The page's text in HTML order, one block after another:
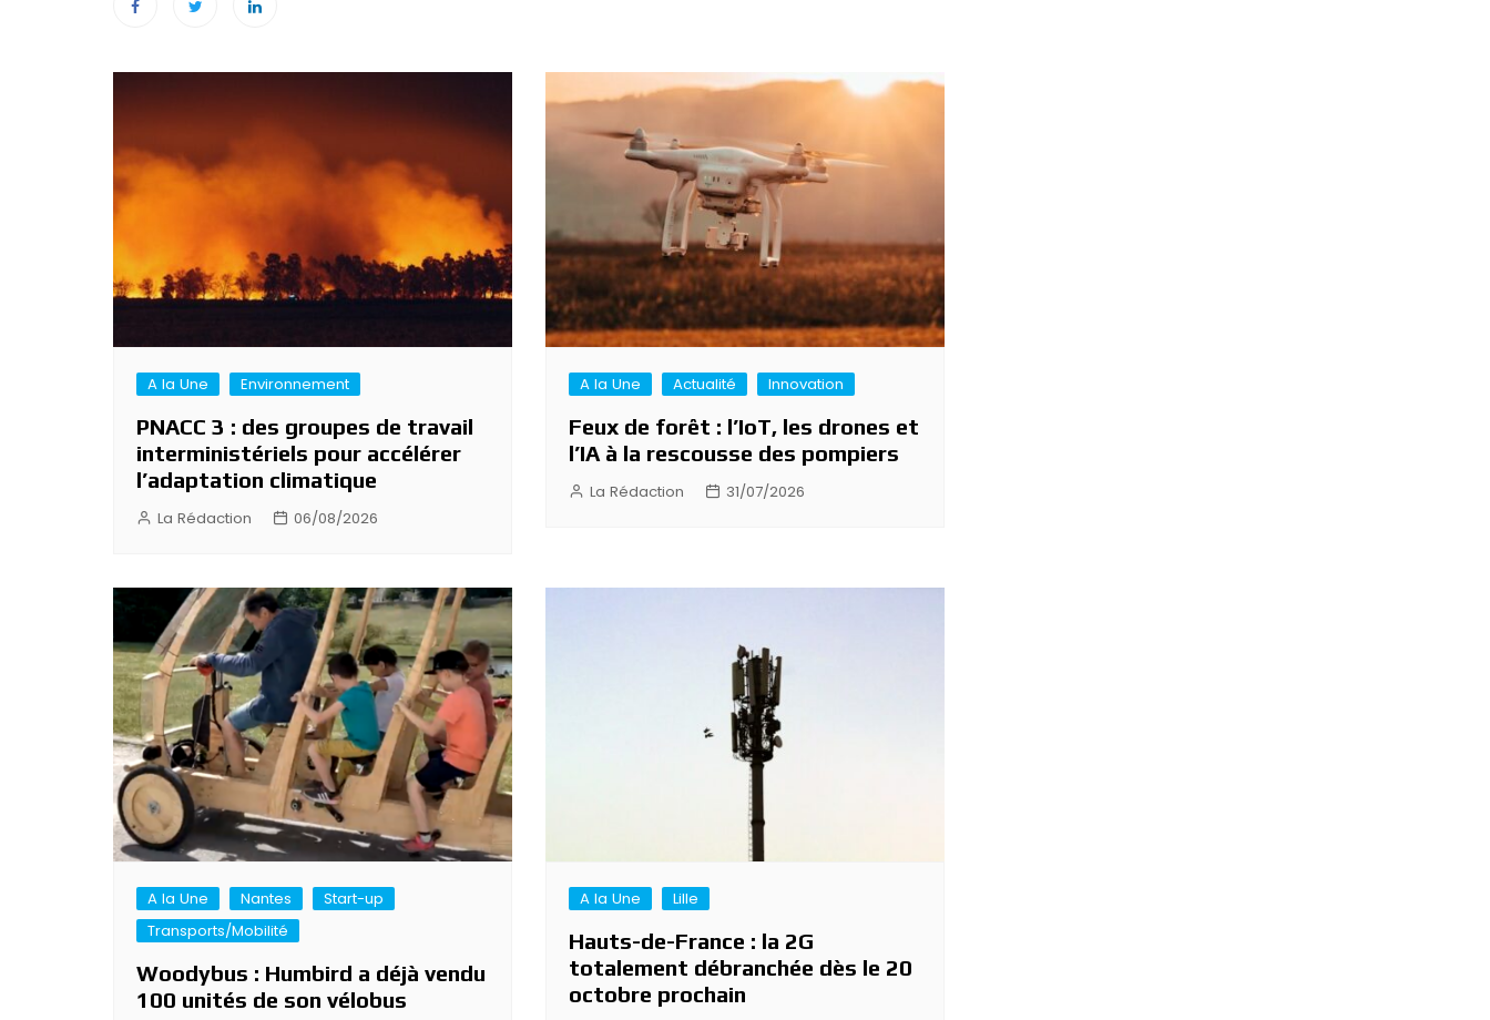
de
l’article
A la Une Environnement
PNACC 3 : des groupes de travail
interministériels pour accélérer
l’adaptation climatique
La Rédaction 06/08/2026
A la Une Actualité Innovation
Feux de forêt : l’IoT, les drones et
l’IA à la rescousse des pompiers
La Rédaction 31/07/2026
A la Une Nantes
Start-up
Transports/Mobilité
Woodybus : Humbird a déjà vendu
100 unités de son vélobus
A la Une Lille
Hauts-de-France : la 2G
totalement débranchée dès le 20
octobre prochain